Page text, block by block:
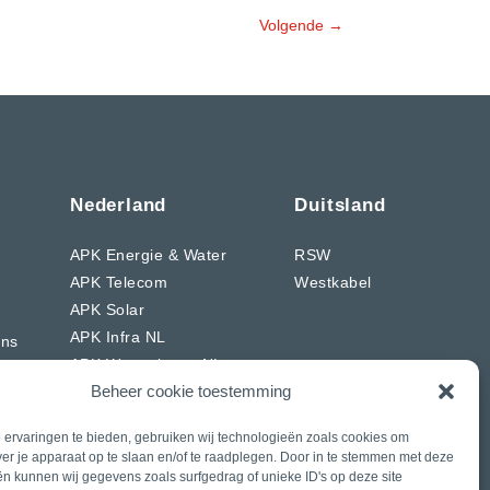
Beheer cookie toestemming
ervaringen te bieden, gebruiken wij technologieën zoals cookies om
je apparaat op te slaan en/of te raadplegen. Door in te stemmen met deze
kunnen wij gegevens zoals surfgedrag of unieke ID's op deze site
Volgende→
Nederland
APK Energie & Water
APK Telecom
APK Solar
APK Infra NL
APK Wegenbouw NL
CIAG
Rasenberg
De Voogd en Bos
Duitsland
RSW
Westkabel